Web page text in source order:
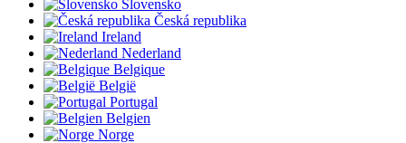
Slovensko
Česká republika
Ireland
Nederland
Belgique
België
Portugal
Belgien
Norge